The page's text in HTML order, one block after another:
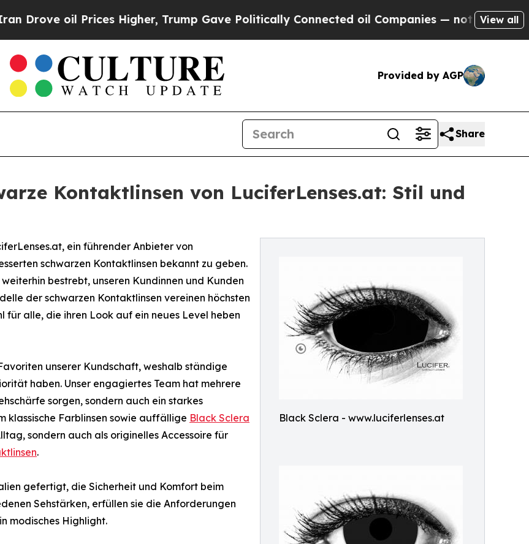
oil Prices Higher, Trump Gave Politically Connected oil Companies — not Taxpayers — the
View all
Provided by AGP
Share
Kontaktlinsen von LuciferLenses.at: Stil und
Black Sclera - www.luciferlenses.at
ein führender Anbieter von
schwarzen Kontaktlinsen bekannt zu geben.
bestrebt, unseren Kundinnen und Kunden
der schwarzen Kontaktlinsen vereinen höchsten
alle, die ihren Look auf ein neues Level heben
unserer Kundschaft, weshalb ständige
haben. Unser engagiertes Team hat mehrere
sorgen, sondern auch ein starkes
klassische Farblinsen sowie auffällige Black Sclera
sondern auch als originelles Accessoire für
.
gefertigt, die Sicherheit und Komfort beim
Sehstärken, erfüllen sie die Anforderungen
modisches Highlight.